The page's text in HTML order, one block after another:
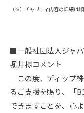
（※）チャリティ内容の詳細は
■一般社団法人ジャ
堀井様コメント
この度、ディップ
るご支援を賜り、「
できますことを、心